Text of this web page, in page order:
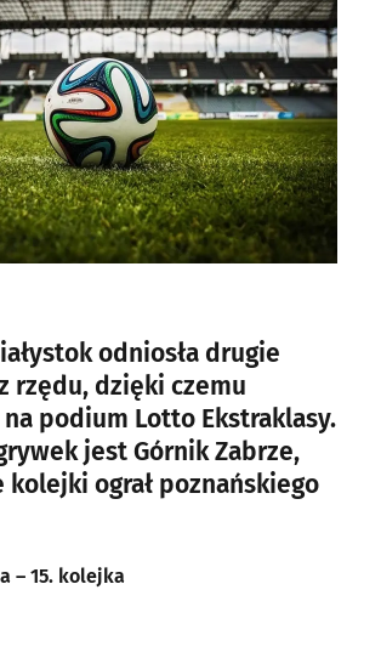
odniosła drugie
rzędu, dzięki czemu
na podium Lotto Ekstraklasy.
jest Górnik Zabrze,
kolejki ograł poznańskiego
– 15. kolejka